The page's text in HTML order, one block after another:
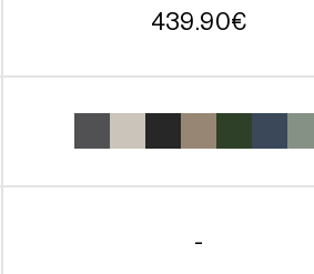
439.90€
-